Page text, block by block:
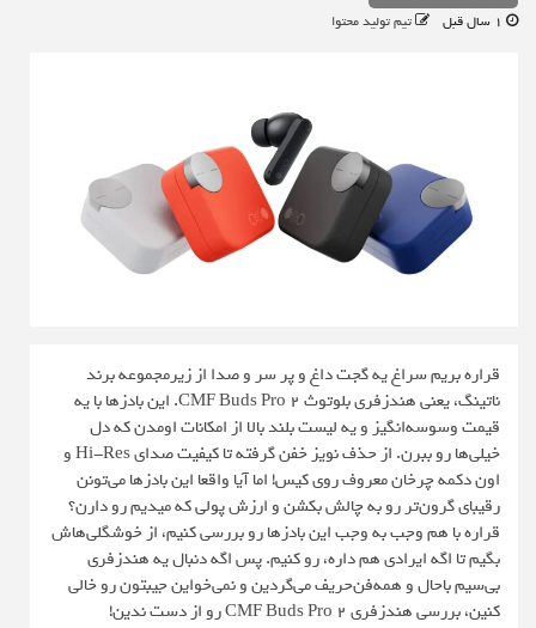
تیم تولید محتوا
قراره بریم سراغ یه گجت داغ و پر سر و صدا از زیرمجموعه برند
ناتینگ، یعنی هندزفری بلوتوث CMF Buds Pro 2. این بادزها با یه
قیمت وسوسه‌انگیز و یه لیست بلند بالا از امکانات اومدن که دل
خیلی‌ها رو ببرن. از حذف نویز خفن گرفته تا کیفیت صدای Hi-Res و
اون دکمه چرخان معروف روی کیس! اما آیا واقعا این بادزها می‌تونن
رقیبای گرون‌تر رو به چالش بکشن و ارزش پولی که میدیم رو دارن؟
قراره با هم وجب به وجب این بادزها رو بررسی کنیم، از خوشگلی‌هاش
بگیم تا اگه ایرادی هم داره، رو کنیم. پس اگه دنبال یه هندزفری
بی‌سیم باحال و همه‌فن‌حریف می‌گردین و نمی‌خواین جیبتون رو خالی
کنین، بررسی هندزفری CMF Buds Pro 2 رو از دست ندین!